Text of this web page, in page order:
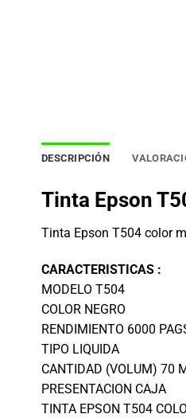
DESCRIPCIÓN
Tinta Epson
Tinta Epson T504 color
CARACTERISTICAS :
MODELO T504
COLOR NEGRO
RENDIMIENTO 6000
TIPO LIQUIDA
CANTIDAD (VOLUM) 70
PRESENTACION CAJA
TINTA EPSON T504